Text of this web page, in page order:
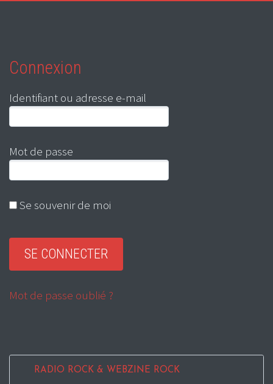
Connexion
Identifiant ou adresse e-mail
Mot de passe
Se souvenir de moi
Mot de passe oublié ?
RADIO ROCK & WEBZINE ROCK